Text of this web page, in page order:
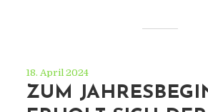
18. April 2024
ZUM